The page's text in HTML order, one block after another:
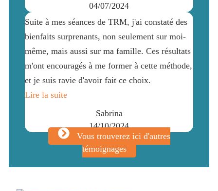
04/07/2024
Suite à mes séances de TRM, j'ai constaté des
bienfaits surprenants, non seulement sur moi-
même, mais aussi sur ma famille. Ces résultats
m'ont encouragés à me former à cette méthode,
et je suis ravie d'avoir fait ce choix.
Lire la suite
Sabrina
14/10/2024
Vous trouverez ici d'autres
témoignages